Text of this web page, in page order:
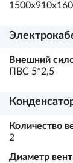
Внешний
ПВС 5*2,5
Количество
2
Диаметр